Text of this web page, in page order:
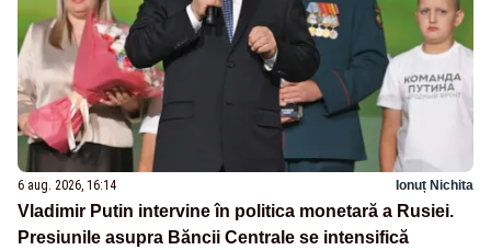
6 aug. 2026, 16:14 Ionuț Nichita
Vladimir Putin intervine în politica monetară a Rusiei.
Presiunile asupra Băncii Centrale se intensifică